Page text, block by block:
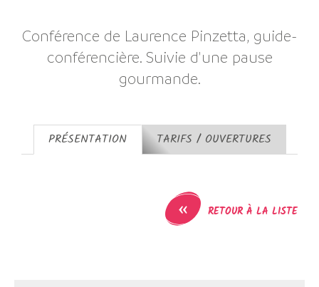
Conférence de Laurence Pinzetta, guide-
conférencière. Suivie d'une pause
gourmande.
PRÉSENTATION TARIFS / OUVERTURES
« RETOUR À LA LISTE